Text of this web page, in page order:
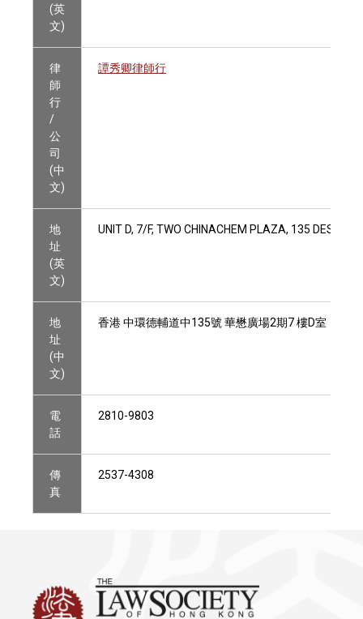
(英
文)
律
師
行
/
公
司
(中
文)
譚秀卿律師行
地
址
(英
文)
UNIT D, 7/F, TWO CHINACHEM PLAZA, 135 DES
地
址
(中
文)
香港 中環德輔道中135號 華懋廣場2期7 樓D室
電
話
2810-9803
傳
真
2537-4308